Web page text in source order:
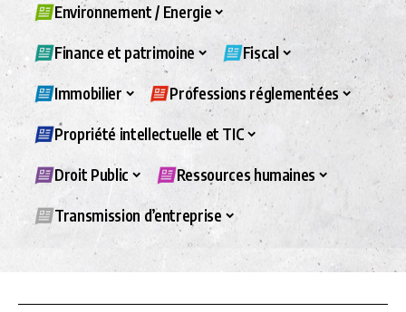
Environnement / Energie
Finance et patrimoine Fiscal
Immobilier Professions réglementées
Propriété intellectuelle et TIC
Droit Public Ressources humaines
Transmission d’entreprise